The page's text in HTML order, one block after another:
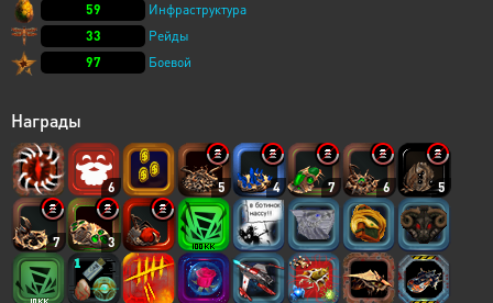
59
Инфраструктура
33
Рейды
97
Боевой
Награды
6 5 4 7 6 5
7 3